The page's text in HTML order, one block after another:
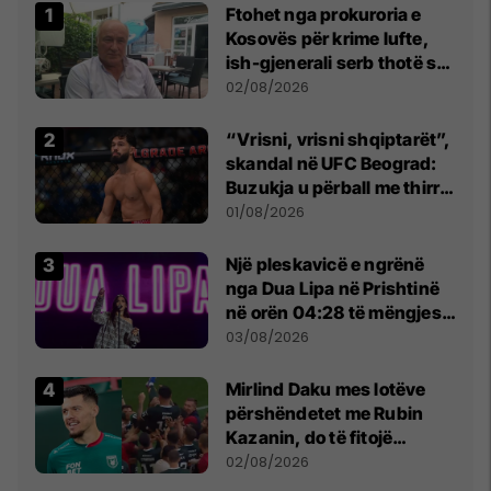
Ftohet nga prokuroria e
Kosovës për krime lufte,
ish-gjenerali serb thotë se
dikush e tradhtoi në
02/08/2026
“Vrisni, vrisni shqiptarët”,
skandal në UFC Beograd:
Buzukja u përball me thirrje
anti-shqiptare nga
01/08/2026
Një pleskavicë e ngrënë
nga Dua Lipa në Prishtinë
në orën 04:28 të mëngjesit
- dhe bota digjitale serbe
03/08/2026
Mirlind Daku mes lotëve
përshëndetet me Rubin
Kazanin, do të fitojë
miliona te Spartak Moska
02/08/2026